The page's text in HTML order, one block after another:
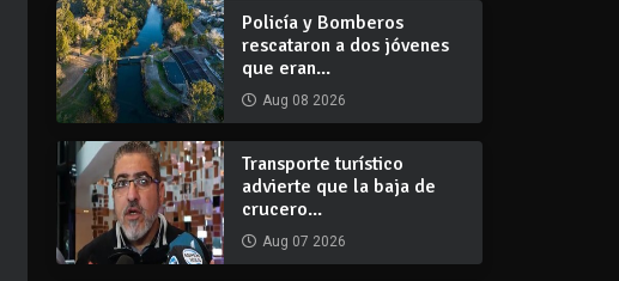
Policía y Bomberos
rescataron a dos jóvenes
que eran...
Aug 08 2026
Transporte turístico
advierte que la baja de
crucero...
Aug 07 2026